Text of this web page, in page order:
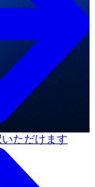
ただけます